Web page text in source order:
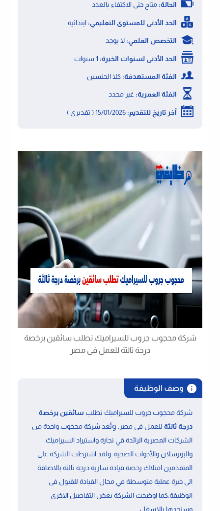
الحالة: متاح حتى الاكتفاء بالعدد
الحد الأدنى للمستوى التعليمي: ابتدائية
التخصص العلمي: لا يوجد
الحد الأدنى لسنوات الخبرة:
الفئة المستهدفة: كلا الجنسين
الفئة العمرية: غير محدد
آخر تاريخ للتقديم:
شركة محجوب جروب للسيراميك تطلب سائقين برخصة
درجة ثالثة للعمل فى مصر
وصف الوظيفة
شركة محجوب جروب للسيراميك تطلب سائقين برخصة
درجة ثالثة للعمل فى مصر. وتُعد شركة محجوب واحدة من
الشركات المصرية الرائدة في تجارة واستيراد السيراميك
والبورسلان والأدوات الصحية. ولقد اشترطت الشركة على
المتقدمينامتلاك رخصة قيادة سارية درجة ثالثة بالاضافة
الى خبرة عملية متوسطة في مجال القيادة للقبول فى
الوظيفة.كما اوضحت الشركة بعض التفاصيل الاخرى
وستجدها بالاسفل.